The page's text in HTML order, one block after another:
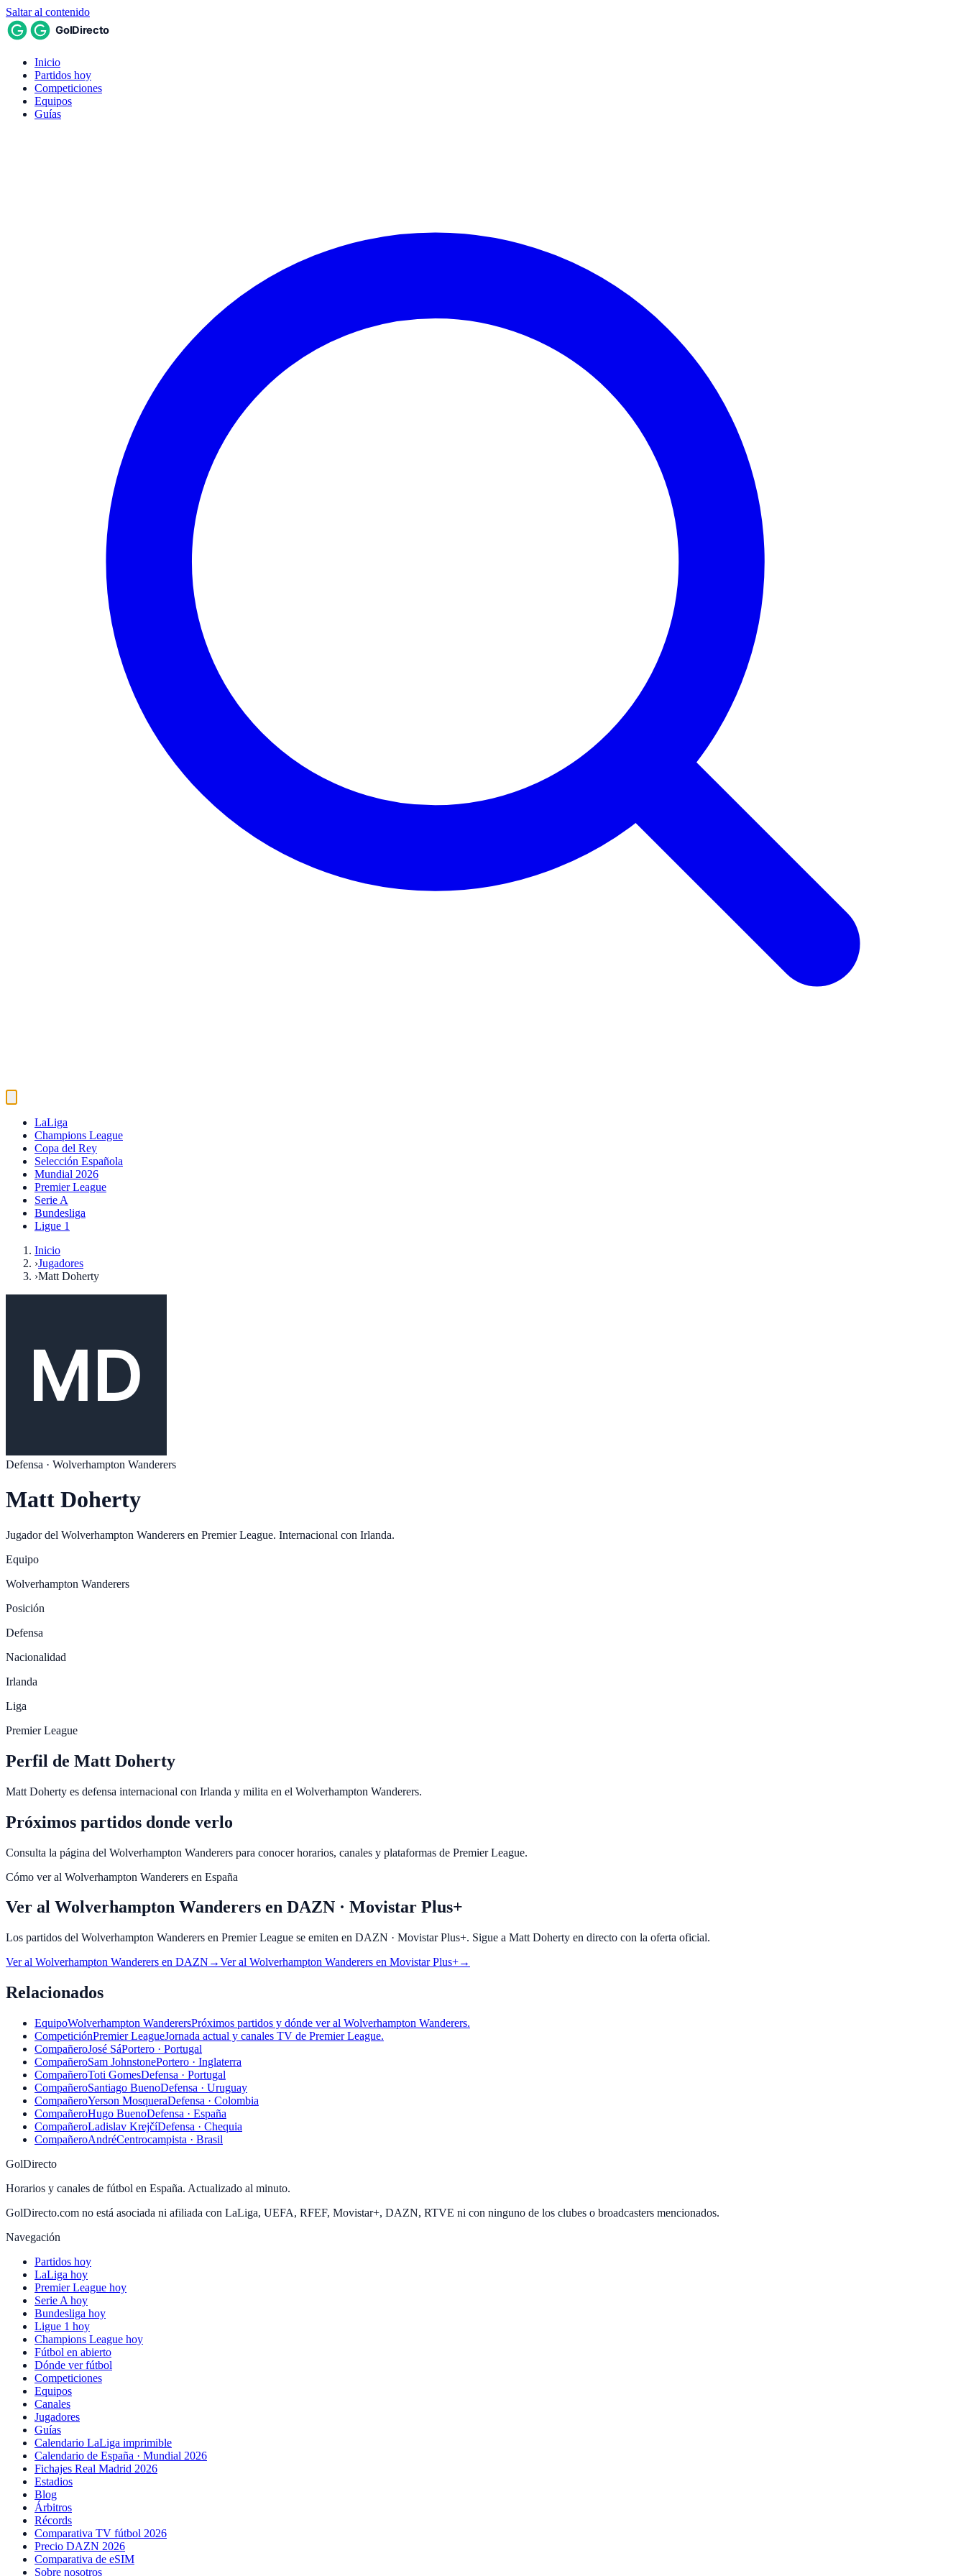
Saltar al contenido
Inicio
Partidos hoy
Competiciones
Equipos
Guías
LaLiga
Champions League
Copa del Rey
Selección Española
Mundial 2026
Premier League
Serie A
Bundesliga
Ligue 1
Inicio
›Jugadores
›Matt Doherty
Defensa · Wolverhampton Wanderers
Matt Doherty
Jugador del Wolverhampton Wanderers en Premier League. Internacional con Irlanda.
Equipo
Wolverhampton Wanderers
Posición
Defensa
Nacionalidad
Irlanda
Liga
Premier League
Perfil de Matt Doherty
Matt Doherty es defensa internacional con Irlanda y milita en el Wolverhampton Wanderers.
Próximos partidos donde verlo
Consulta la página del Wolverhampton Wanderers para conocer horarios, canales y plataformas de Premier League.
Cómo ver al Wolverhampton Wanderers en España
Ver al Wolverhampton Wanderers en DAZN · Movistar Plus+
Los partidos del Wolverhampton Wanderers en Premier League se emiten en DAZN · Movistar Plus+. Sigue a Matt Doherty en directo con la oferta oficial.
Ver al Wolverhampton Wanderers en DAZN →Ver al Wolverhampton Wanderers en Movistar Plus+→
Relacionados
EquipoWolverhampton WanderersPróximos partidos y dónde ver al Wolverhampton Wanderers.
CompeticiónPremier LeagueJornada actual y canales TV de Premier League.
CompañeroJosé SáPortero · Portugal
CompañeroSam JohnstonePortero · Inglaterra
CompañeroToti GomesDefensa · Portugal
CompañeroSantiago BuenoDefensa · Uruguay
CompañeroYerson MosqueraDefensa · Colombia
CompañeroHugo BuenoDefensa · España
CompañeroLadislav KrejčíDefensa · Chequia
CompañeroAndréCentrocampista · Brasil
GolDirecto
Horarios y canales de fútbol en España. Actualizado al minuto.
GolDirecto.com no está asociada ni afiliada con LaLiga, UEFA, RFEF, Movistar+, DAZN, RTVE ni con ninguno de los clubes o broadcasters mencionados.
Navegación
Partidos hoy
LaLiga hoy
Premier League hoy
Serie A hoy
Bundesliga hoy
Ligue 1 hoy
Champions League hoy
Fútbol en abierto
Dónde ver fútbol
Competiciones
Equipos
Canales
Jugadores
Guías
Calendario LaLiga imprimible
Calendario de España · Mundial 2026
Fichajes Real Madrid 2026
Estadios
Blog
Árbitros
Récords
Comparativa TV fútbol 2026
Precio DAZN 2026
Comparativa de eSIM
Sobre nosotros